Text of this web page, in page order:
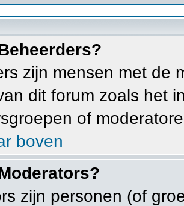
zijn mensen met de
dit forum zoals het
of
boven
zijn personen (of